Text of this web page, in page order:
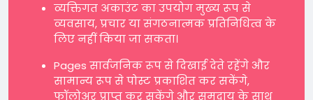
व्यक्तिगत अकाउंट का उपयोग मुख्य रूप से
व्यवसाय, प्रचार या संगठनात्मक प्रतिनिधित्व के
लिए नहीं किया जा सकता।
Pages सार्वजनिक रूप से दिखाई देते रहेंगे और
सामान्य रूप से पोस्ट प्रकाशित कर सकेंगे,
फॉलोअर प्राप्त कर सकेंगे और समुदाय के साथ